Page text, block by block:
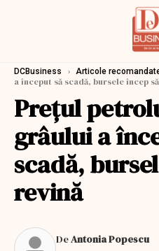
DCBusiness › Articole
a început să scadă, bursele încep
Preţul
grâului a
scadă,
revină
DeAntonia Popescu